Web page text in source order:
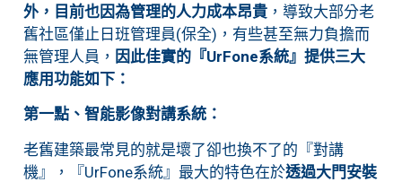
外，目前也因為管理的人力成本昂貴 ，導致大部分老
舊社區僅止日班管理員(保全)，有些甚至無力負擔而
無管理人員， 因此佳實的『UrFone系統』提供三大
應用功能如下：
第一點、 智能影像對講系統：
老舊建築最常見的就是壞了卻也換不了的『對講
機』，『UrFone系統』最大的特色在於透過大門安裝